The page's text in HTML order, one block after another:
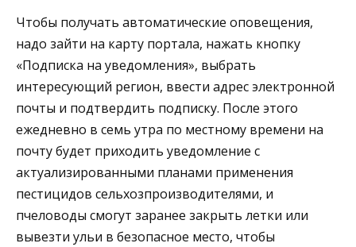
Чтобы получать автоматические оповещения,
надо зайти на карту портала, нажать кнопку
«Подписка на уведомления», выбрать
интересующий регион, ввести адрес электронной
почты и подтвердить подписку. После этого
ежедневно в семь утра по местному времени на
почту будет приходить уведомление с
актуализированными планами применения
пестицидов сельхозпроизводителями, и
пчеловоды смогут заранее закрыть летки или
вывезти ульи в безопасное место, чтобы